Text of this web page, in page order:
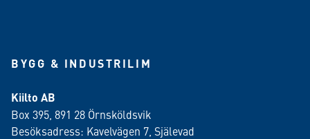
BYGG & INDUSTRILIM
Kiilto AB
Box 395, 891 28 Örnsköldsvik
Besöksadress: Kavelvägen 7, Själevad